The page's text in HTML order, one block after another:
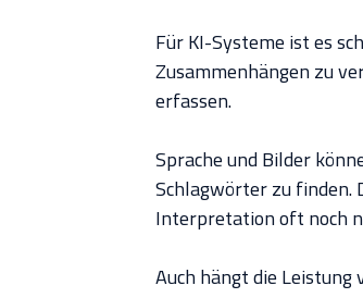
Für KI-Systeme ist es
Zusammenhängen zu
erfassen.
Sprache und Bilder
Schlagwörter zu finden.
Interpretation oft noch
Auch hängt die Leistung